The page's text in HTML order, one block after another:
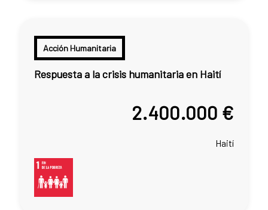
Acción Humanitaria
Respuesta a la crisis humanitaria en Haití
2.400.000 €
Haití